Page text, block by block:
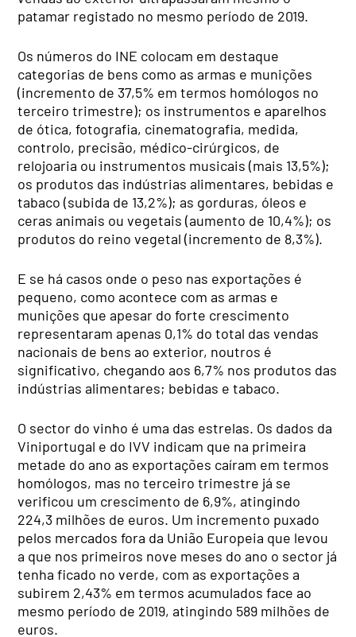
patamar registado no mesmo período de 2019.
Os números do INE colocam em destaque
categorias de bens como as armas e munições
(incremento de 37,5% em termos homólogos no
terceiro trimestre); os instrumentos e aparelhos
de ótica, fotografia, cinematografia, medida,
controlo, precisão, médico-cirúrgicos, de
relojoaria ou instrumentos musicais (mais 13,5%);
os produtos das indústrias alimentares, bebidas e
tabaco (subida de 13,2%); as gorduras, óleos e
ceras animais ou vegetais (aumento de 10,4%); os
produtos do reino vegetal (incremento de 8,3%).
E se há casos onde o peso nas exportações é
pequeno, como acontece com as armas e
munições que apesar do forte crescimento
representaram apenas 0,1% do total das vendas
nacionais de bens ao exterior, noutros é
significativo, chegando aos 6,7% nos produtos das
indústrias alimentares; bebidas e tabaco.
O sector do vinho é uma das estrelas. Os dados da
Viniportugal e do IVV indicam que na primeira
metade do ano as exportações caíram em termos
homólogos, mas no terceiro trimestre já se
verificou um crescimento de 6,9%, atingindo
224,3 milhões de euros. Um incremento puxado
pelos mercados fora da União Europeia que levou
a que nos primeiros nove meses do ano o sector já
tenha ficado no verde, com as exportações a
subirem 2,43% em termos acumulados face ao
mesmo período de 2019, atingindo 589 milhões de
euros.